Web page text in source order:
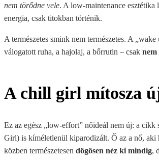
nem törődne vele. A low-maintenance esztétika
energia, csak titokban történik.
A természetes smink nem természetes. A
válogatott ruha, a hajolaj, a bőrrutin – csak nem
A chill girl mítosza
Ez az egész „low-effort” nőideál nem új: a cikk
Girl) is kíméletlenül kiparodizált. Ő az a nő, aki
közben természetesen dögösen néz ki mindig,